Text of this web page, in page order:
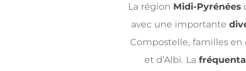
La région Midi-Pyrénées
avec une importante
Compostelle, familles en
et d’Albi. La